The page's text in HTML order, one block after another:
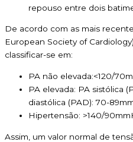
repouso entre dois
De acordo com as mais
European Society of
classificar-se em:
PA não elevada:<120/
PA elevada: PA sistólica
diastólica (PAD): 70-
Hipertensão: >140/
Assim, um valor normal de